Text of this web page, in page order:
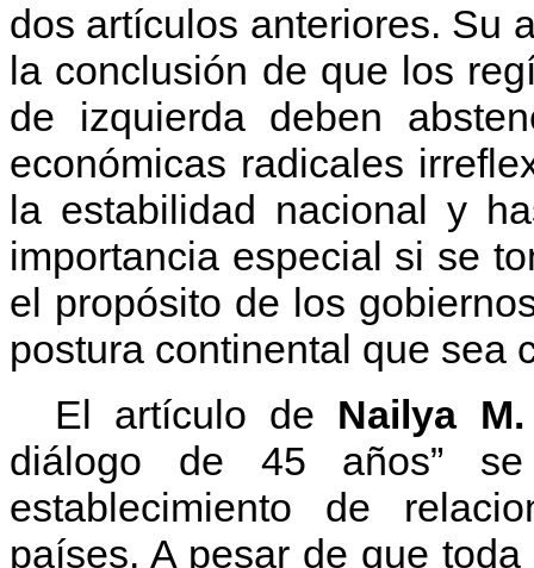
dos artículos anteriores. Su
la conclusión de que los
de izquierda deben
económicas radicales
la estabilidad nacional y
importancia especial si se
el propósito de los
postura continental que sea
El artículo de Nailya
diálogo de 45 años”
establecimiento de
países. A pesar de que